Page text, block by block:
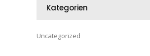
Kategorien
Uncategorized